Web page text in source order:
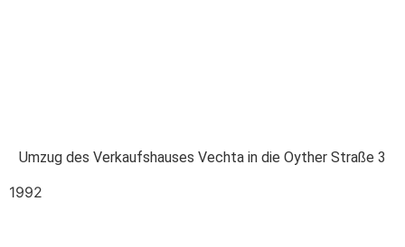
Umzug des Verkaufshauses Vechta in die Oyther Straße 3
1992